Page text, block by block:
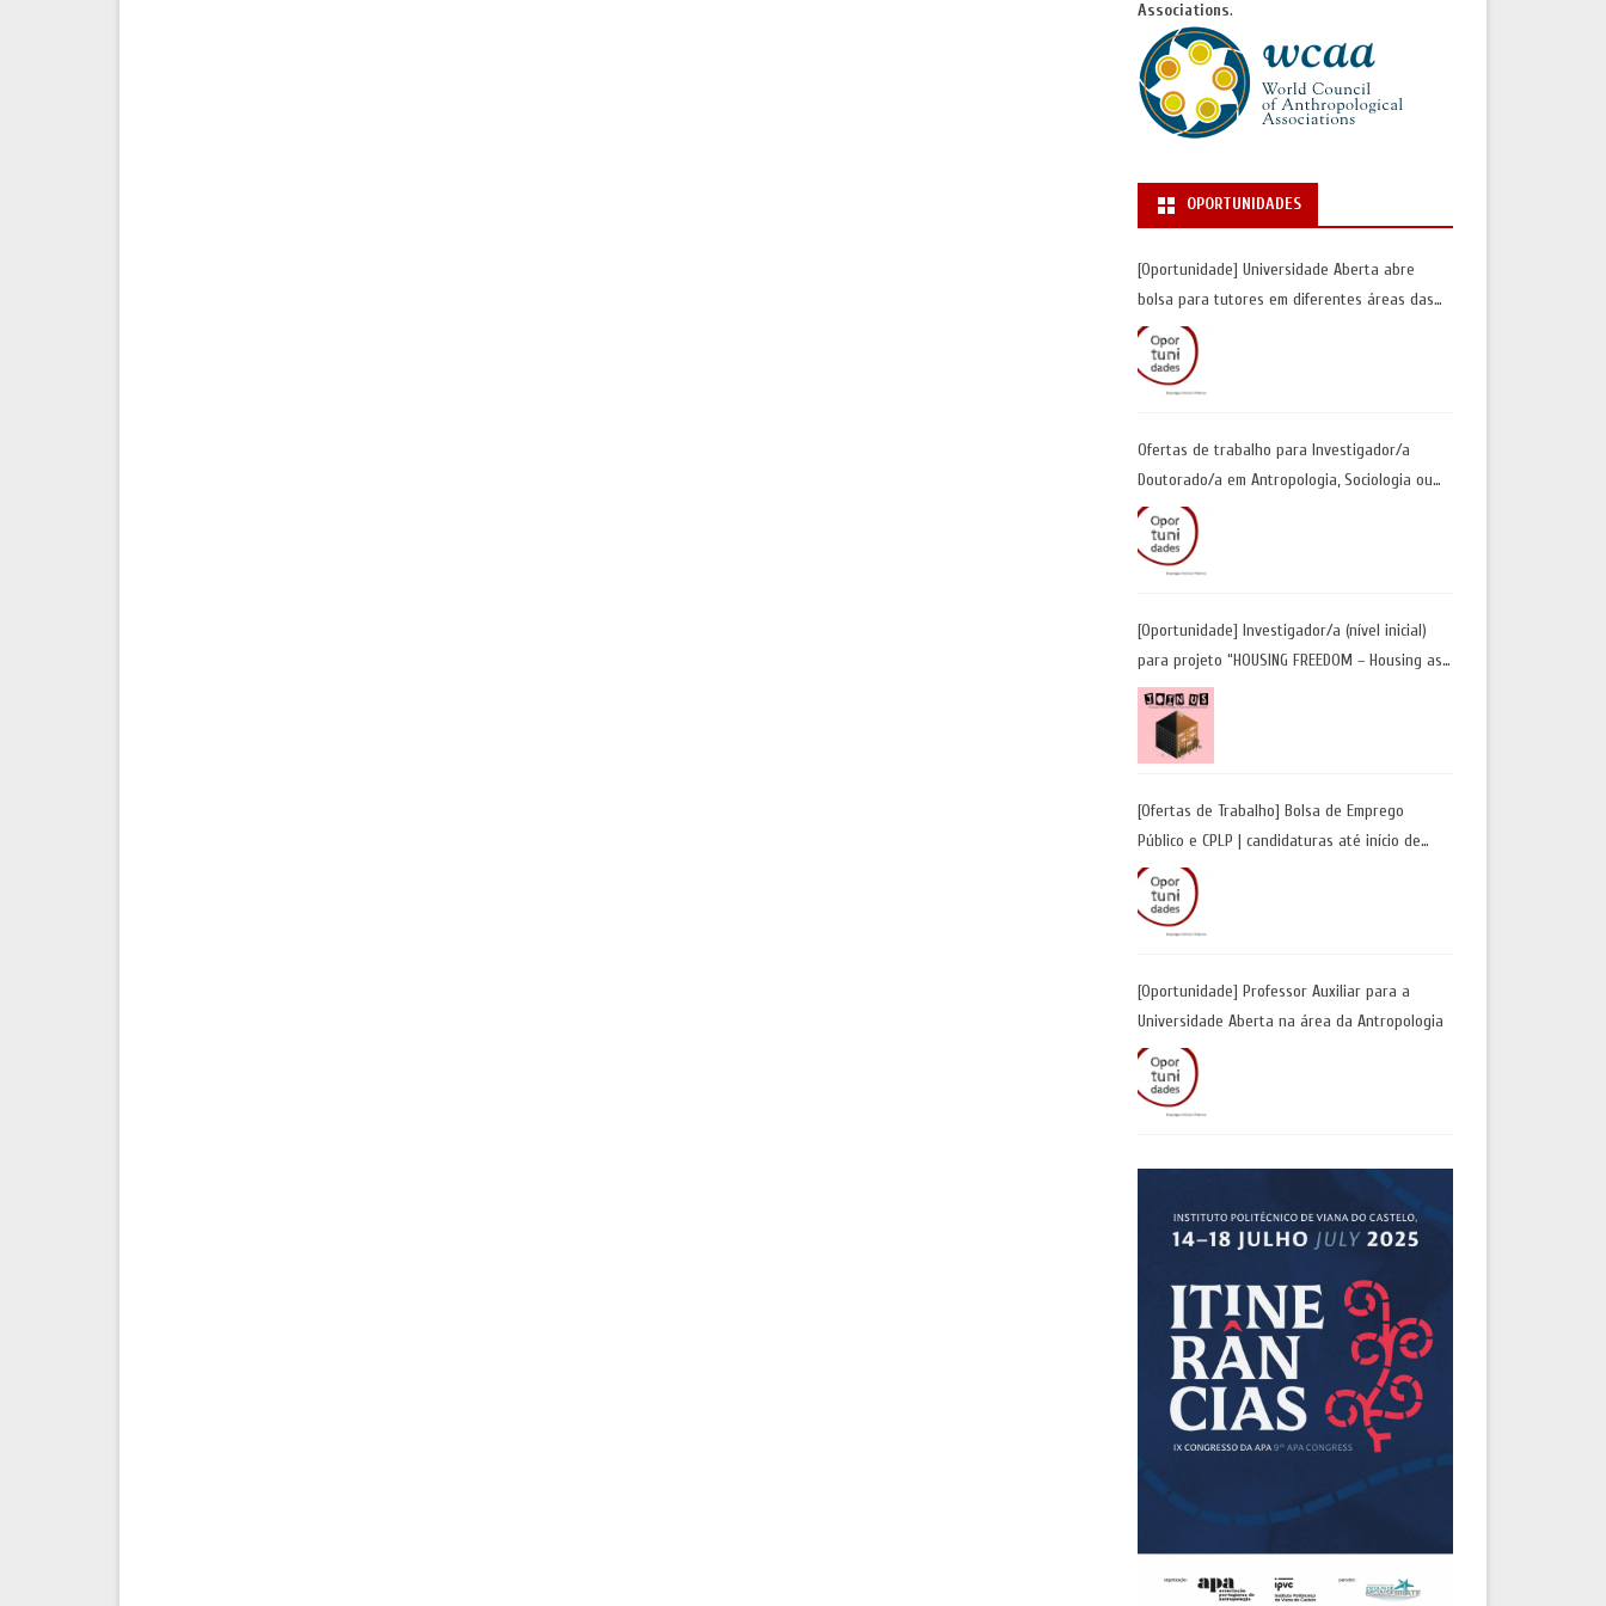
Associations.
OPORTUNIDADES
[Oportunidade] Universidade Aberta abre
bolsa para tutores em diferentes áreas das
Ciências Sociais | Inscrições até 30 de junho
Ofertas de trabalho para Investigador/a
Doutorado/a em Antropologia, Sociologia ou
Geografia Humana| Universidade de Coimbra |
Candidaturas até 29 de maio 2026
[Oportunidade] Investigador/a (nível inicial)
para projeto “HOUSING FREEDOM – Housing as
a Tool for Freedom: A Future Away from
Incarceration” | até 8 de maio
[Ofertas de Trabalho] Bolsa de Emprego
Público e CPLP | candidaturas até início de
maio 2026
[Oportunidade] Professor Auxiliar para a
Universidade Aberta na área da Antropologia